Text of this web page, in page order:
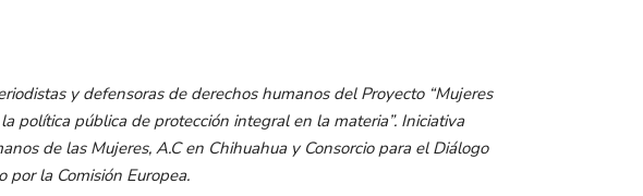
y defensoras de derechos humanos del Proyecto “Mujeres
política pública de protección integral en la materia”. Iniciativa
de las Mujeres, A.C en Chihuahua y Consorcio para el Diálogo
por la Comisión Europea.